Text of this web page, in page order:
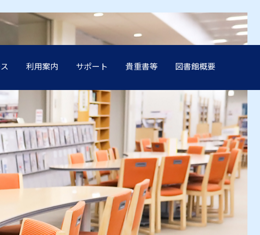
受験生の方へ 卒業生の方へ 学生保証人の方へ
企業・メディア関係の方へ 在学生の方へ
教職員の方へ
利用案内
受験生の方へ 卒業生の方へ 学生保証人の方へ
企業・メディア関係の方へ 在学生の方へ
教職員の方へ
サポート
受験生の方へ 卒業生の方へ 学生保証人の方へ
企業・メディア関係の方へ 在学生の方へ
教職員の方へ
貴重書等
受験生の方へ 卒業生の方へ 学生保証人の方へ
企業・メディア関係の方へ 在学生の方へ
教職員の方へ
図書館概要
受験生の方へ 卒業生の方へ 学生保証人の方へ
企業・メディア関係の方へ 在学生の方へ
教職員の方へ